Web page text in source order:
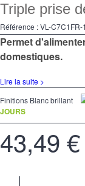
Triple prise
Référence :VL-C7C1FR-
Permet
domestiques.
Lire la suite >
Finitions Blanc brillant
JOURS
43,49 €
|